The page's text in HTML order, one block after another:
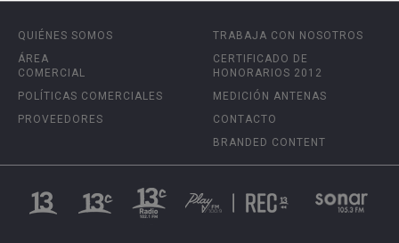
QUIÉNES SOMOS
ÁREA
COMERCIAL
POLÍTICAS COMERCIALES
PROVEEDORES
TRABAJA CON NOSOTROS
CERTIFICADO DE
HONORARIOS 2012
MEDICIÓN ANTENAS
CONTACTO
BRANDED CONTENT